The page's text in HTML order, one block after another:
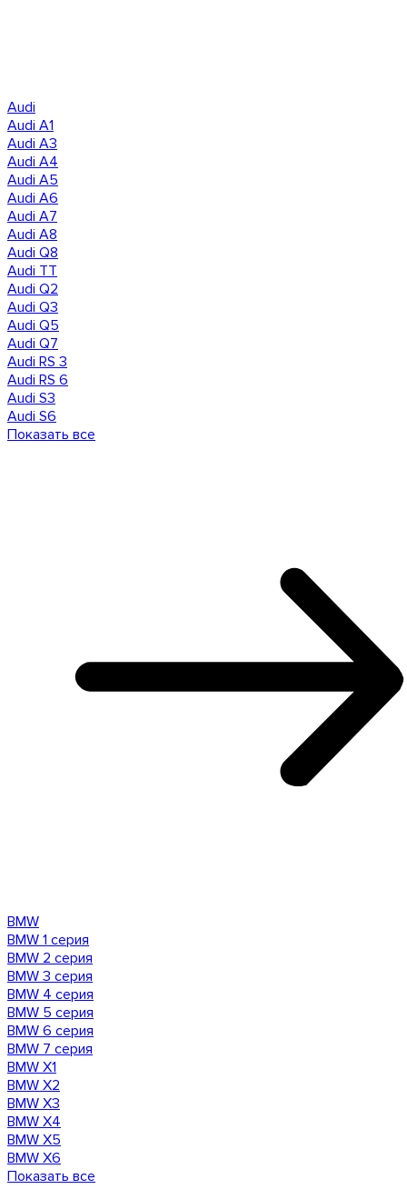
Audi
Audi A1
Audi A3
Audi A4
Audi A5
Audi A6
Audi A7
Audi A8
Audi Q8
Audi TT
Audi Q2
Audi Q3
Audi Q5
Audi Q7
Audi RS 3
Audi RS 6
Audi S3
Audi S6
Показать все
BMW
BMW 1 серия
BMW 2 серия
BMW 3 серия
BMW 4 серия
BMW 5 серия
BMW 6 серия
BMW 7 серия
BMW X1
BMW X2
BMW X3
BMW X4
BMW X5
BMW X6
Показать все